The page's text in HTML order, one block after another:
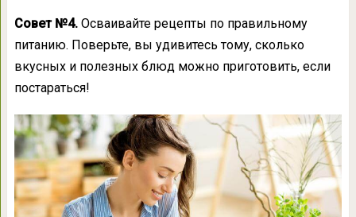
Совет №4.Осваивайте рецепты по правильному
питанию. Поверьте, вы удивитесь тому, сколько
вкусных и полезных блюд можно приготовить, если
постараться!